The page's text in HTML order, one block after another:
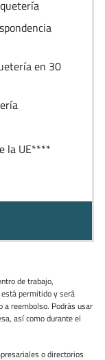
en 30
la UE****
de trabajo,
permitido y será
a reembolso. Podrás usar
así como durante el
o directorios